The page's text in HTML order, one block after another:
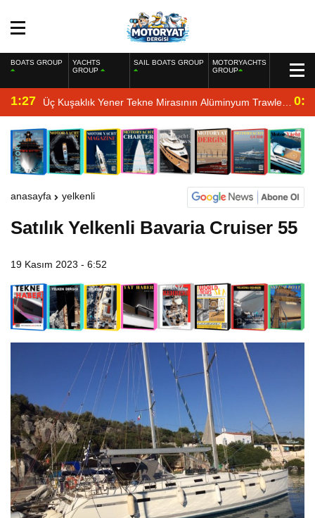
BOATS GROUP
YACHTS
GROUP
SAIL BOATS GROUP
MOTORYACHTS
GROUP
1:27 Üç Kuşaklık Yener Tekne Mirasının Alüminyum Trawler
Yorumu
anasayfa yelkenli
Satılık Yelkenli Bavaria Cruiser 55
19 Kasım 2023 - 6:52